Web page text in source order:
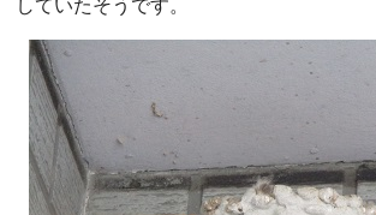
していたそうです。